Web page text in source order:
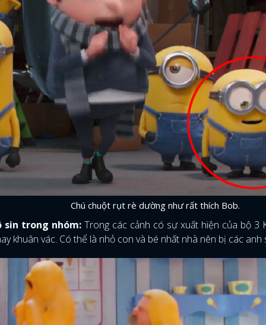
Chú chuột rụt rè dường như rất thích Bob.
sin trong nhóm: Trong các cảnh có sự xuất hiện của bộ 3
khuân vác. Có thể là nhỏ con và bé nhất nhà nên bị các anh